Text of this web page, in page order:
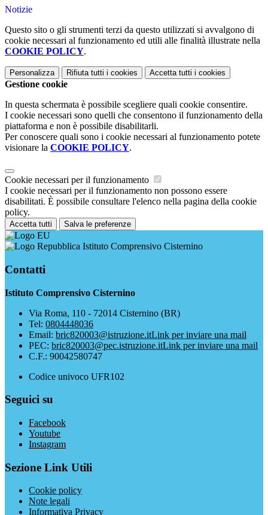
Notizie
Questo sito o gli strumenti terzi da questo utilizzati si avvalgono di
cookie necessari al funzionamento ed utili alle finalità illustrate nella
COOKIE POLICY.
Personalizza Rifiuta tutti i cookies Accetta tutti i cookies
Gestione cookie
In questa schermata è possibile scegliere quali cookie consentire.
I cookie necessari sono quelli che consentono il funzionamento della
piattaforma e non è possibile disabilitarli.
Per conoscere quali sono i cookie necessari al funzionamento potete
visionare la COOKIE POLICY.
Cookie necessari per il funzionamento
I cookie necessari per il funzionamento non possono essere
disabilitati. È possibile consultare l'elenco nella pagina della cookie
policy.
Accetta tutti Salva le preferenze
Istituto Comprensivo Cisternino
Contatti
Istituto Comprensivo Cisternino
Via Roma, 110 - 72014 Cisternino (BR)
Tel: 0804448036
Email: bric820003@istruzione.itLink per inviare una mail
PEC: bric820003@pec.istruzione.itLink per inviare una mail
C.F.: 90042580747
Codice univoco UFR102
Seguici su
Facebook
Youtube
Instagram
Sezione Link Utili
Cookie policy
Note legali
Informativa Privacy